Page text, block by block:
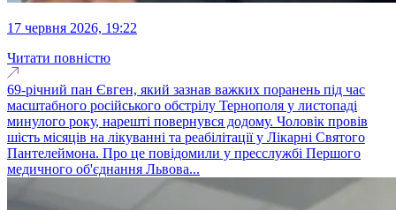
17 червня 2026, 19:22
Читати повністю
69-річний пан Євген, який зазнав важких поранень під час
масштабного російського обстрілу Тернополя у листопаді
минулого року, нарешті повернувся додому. Чоловік провів
шість місяців на лікуванні та реабілітації у Лікарні Святого
Пантелеймона. Про це повідомили у пресслужбі Першого
медичного об'єднання Львова...